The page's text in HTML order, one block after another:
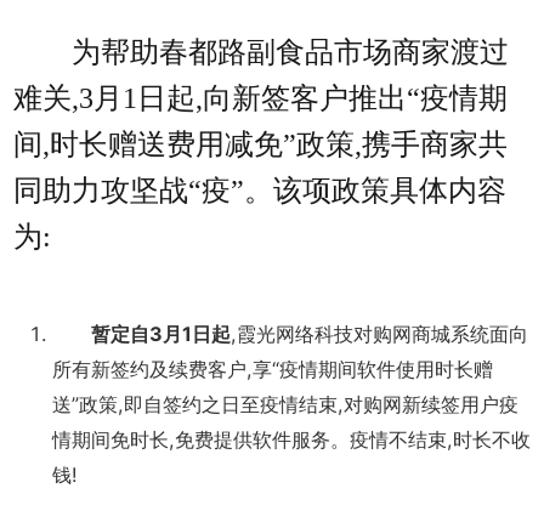
为帮助春都路副食品市场商家渡过
难关,3月1日起,向新签客户推出“疫情期
间,时长赠送费用减免”政策,携手商家共
同助力攻坚战“疫”。该项政策具体内容
为:
暂定自3月1日起,霞光网络科技对购网商城系统面向
所有新签约及续费客户,享“疫情期间软件使用时长赠
送”政策,即自签约之日至疫情结束,对购网新续签用户疫
情期间免时长,免费提供软件服务。疫情不结束,时长不收
钱!